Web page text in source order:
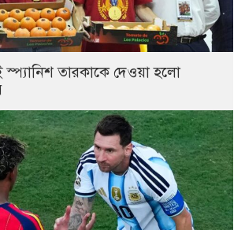
স্প্যানিশ তারকাকে দেওয়া হলো